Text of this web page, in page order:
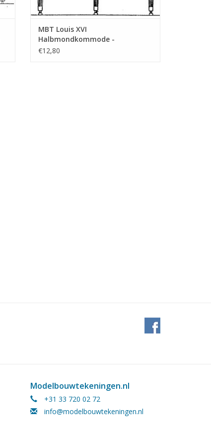
MBT Louis XVI
Halbmondkommode -
Bauzeichnung Maßstab 1 : N/A
€12,80
Modelbouwtekeningen.nl
+31 33 720 02 72
info@modelbouwtekeningen.nl